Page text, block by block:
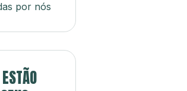
por nós